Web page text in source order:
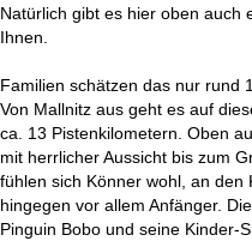
Natürlich gibt es hier oben auch
Ihnen.
Familien schätzen das nur rund
Von Mallnitz aus geht es auf
ca. 13 Pistenkilometern. Oben
mit herrlicher Aussicht bis zum
fühlen sich Könner wohl, an den
hingegen vor allem Anfänger.
Pinguin Bobo und seine Kinder-